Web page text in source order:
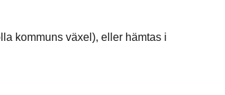
kommuns växel), eller hämtas i